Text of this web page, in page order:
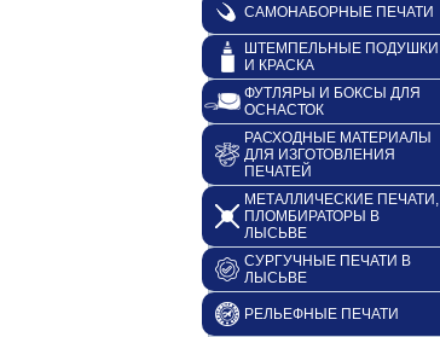
САМОНАБОРНЫЕ ПЕЧАТИ
ШТЕМПЕЛЬНЫЕ ПОДУШКИ
И КРАСКА
ФУТЛЯРЫ И БОКСЫ ДЛЯ
ОСНАСТОК
РАСХОДНЫЕ МАТЕРИАЛЫ
ДЛЯ ИЗГОТОВЛЕНИЯ
ПЕЧАТЕЙ
МЕТАЛЛИЧЕСКИЕ ПЕЧАТИ,
ПЛОМБИРАТОРЫ В
ЛЫСЬВЕ
СУРГУЧНЫЕ ПЕЧАТИ В
ЛЫСЬВЕ
РЕЛЬЕФНЫЕ ПЕЧАТИ